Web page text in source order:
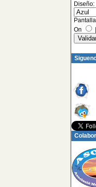
Diseño:
On